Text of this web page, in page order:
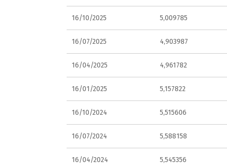
16/10/2025 5,009785
16/07/2025 4,903987
16/04/2025 4,961782
16/01/2025 5,157822
16/10/2024 5,515606
16/07/2024 5,588158
16/04/2024 5,545356